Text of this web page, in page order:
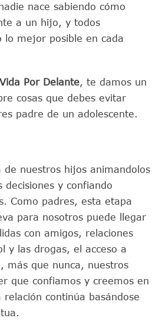
nace sabiendo cómo
a un hijo, y todos
lo mejor posible en cada
Por Delante, te damos un
cosas que debes evitar
padre de un adolescente.
de nuestros hijos animandolos
y confiando
Como padres, esta etapa
para nosotros puede llegar
con amigos, relaciones
y las drogas, el acceso a
más que nunca, nuestros
que confiamos y creemos en
continúa basándose